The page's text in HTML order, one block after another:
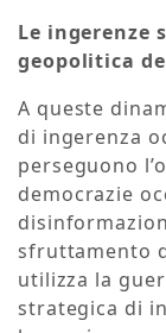
Le ingerenze
geopolitica
A queste
di ingerenza
perseguono
democrazie
sfruttamento
utilizza la
strategica di